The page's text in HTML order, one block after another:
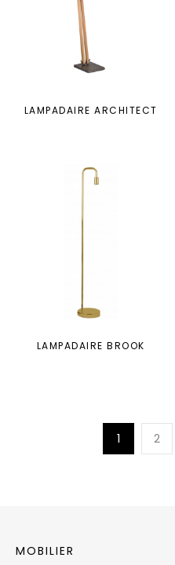
LAMPADAIRE ARCHITECT
LAMPADAIRE BROOK
1 2
MOBILIER